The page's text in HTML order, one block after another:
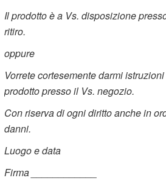
Il prodotto è a Vs. disposizione
ritiro.
oppure
Vorrete cortesemente darmi
prodotto presso il Vs. negozio.
Con riserva di ogni diritto anche in
danni.
Luogo e data
Firma ____________